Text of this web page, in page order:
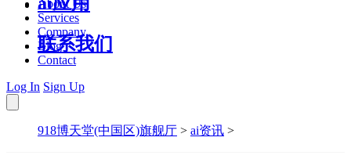
联系我们
About Us
Services
Company
Blog
Contact
Log In Sign Up
918博天堂(中国区)旗舰厅 > ai资讯 >